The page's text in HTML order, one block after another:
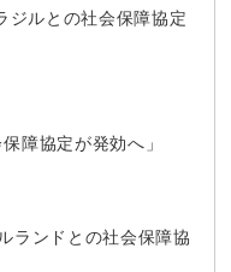
ルとの社会保障協定
障協定が発効へ」
ランドとの社会保障協